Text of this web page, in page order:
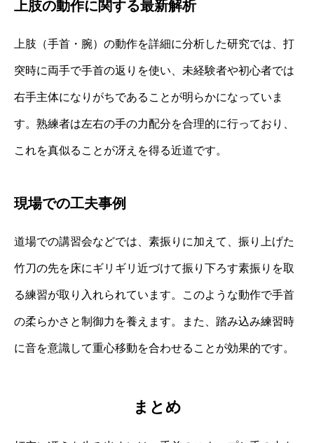
上肢の動作に関する最新解析
上肢（手首・腕）の動作を詳細に分析した研究では、打
突時に両手で手首の返りを使い、未経験者や初心者では
右手主体になりがちであることが明らかになっていま
す。熟練者は左右の手の力配分を合理的に行っており、
これを真似ることが冴えを得る近道です。
現場での工夫事例
道場での講習会などでは、素振りに加えて、振り上げた
竹刀の先を床にギリギリ近づけて振り下ろす素振りを取
る練習が取り入れられています。このような動作で手首
の柔らかさと制御力を養えます。また、踏み込み練習時
に音を意識して重心移動を合わせることが効果的です。
まとめ